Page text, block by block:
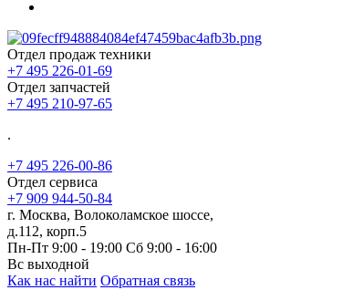
Отдел продаж техники
+7 495 226-01-69
Отдел запчастей
+7 495 210-97-65
.
+7 495 226-00-86
Отдел сервиса
+7 909 944-50-84
г. Москва, Волоколамское шоссе,
д.112, корп.5
Пн-Пт 9:00 - 19:00 Сб 9:00 - 16:00
Вс выходной
Как нас найти Обратная связь